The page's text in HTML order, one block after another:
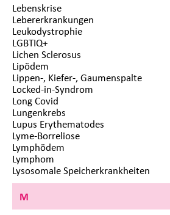
Lebenskrise
Lebererkrankungen
Leukodystrophie
LGBTIQ+
Lichen Sclerosus
Lipödem
Lippen-, Kiefer-, Gaumenspalte
Locked-in-Syndrom
Long Covid
Lungenkrebs
Lupus Erythematodes
Lyme-Borreliose
Lymphödem
Lymphom
Lysosomale Speicherkrankheiten
M